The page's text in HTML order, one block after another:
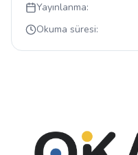
Yayınlanma:
Okuma süresi: